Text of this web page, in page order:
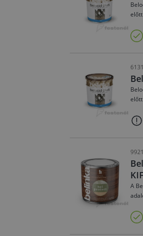
A